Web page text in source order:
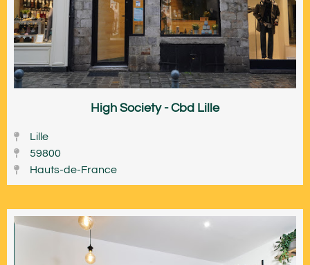
High Society - Cbd Lille
Lille
59800
Hauts-de-France